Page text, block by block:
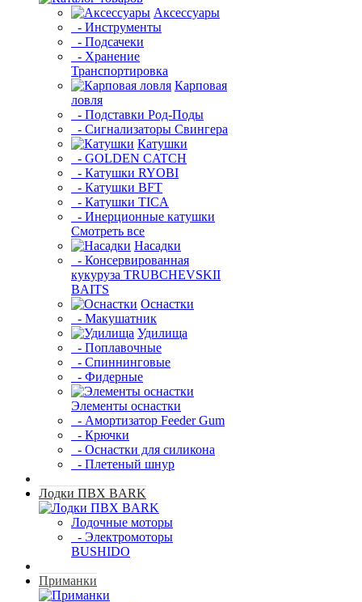
Аксессуары
- Инструменты
- Подсачеки
- Хранение
Транспортировка
Карповая
ловля
- Подставки Род-Поды
- Сигнализаторы Свингера
Катушки
- GOLDEN CATCH
- Катушки RYOBI
- Катушки BFT
- Катушки TICA
- Инерционные катушки
Смотреть все
Насадки
- Консервированная
кукуруза TRUBCHEVSKII
BAITS
Оснастки
- Макушатник
Удилища
- Поплавочные
- Спиннинговые
- Фидерные
Элементы оснастки
- Амортизатор Feeder Gum
- Крючки
- Оснастки для силикона
- Плетеный шнур
Лодки ПВХ BARK
Лодочные моторы
- Электромоторы
BUSHIDO
Приманки